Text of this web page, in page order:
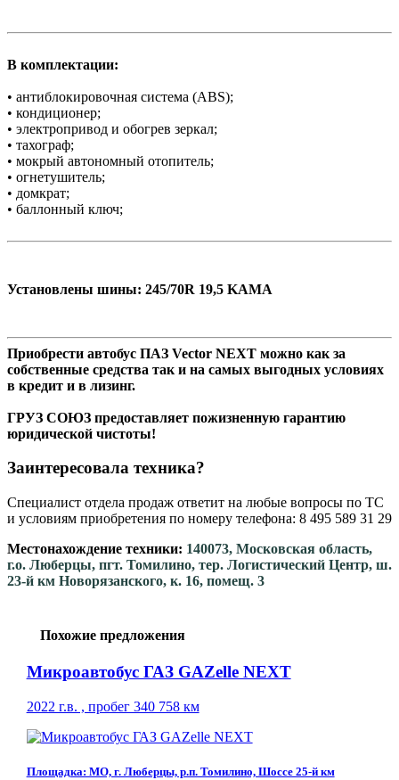
В комплектации:
• антиблокировочная система (ABS);
• кондиционер;
• электропривод и обогрев зеркал;
• тахограф;
• мокрый автономный отопитель;
• огнетушитель;
• домкрат;
• баллонный ключ;
Установлены шины: 245/70R 19,5 KAMA
Приобрести автобус ПАЗ Vector NEXT можно как за
собственные средства так и на самых выгодных условиях
в кредит и в лизинг.
ГРУЗ СОЮЗ предоставляет пожизненную гарантию
юридической чистоты!
Заинтересовала техника?
Специалист отдела продаж ответит на любые вопросы по ТС
и условиям приобретения по номеру телефона: 8 495 589 31 29
Местонахождение техники: 140073, Московская область,
г.о. Люберцы, пгт. Томилино, тер. Логистический Центр, ш.
23-й км Новорязанского, к. 16, помещ. 3
Похожие предложения
Микроавтобус ГАЗ GAZelle NEXT
2022 г.в. , пробег 340 758 км
Площадка: МО, г. Люберцы, р.п. Томилино, Шоссе 25-й км